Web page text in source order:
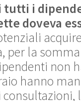
tutti i
doveva
per la
non
hanno